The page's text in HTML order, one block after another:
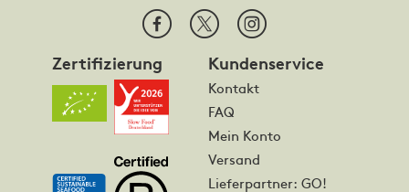
Zertifizierung
Kundenservice
Kontakt
FAQ
Mein Konto
Versand
Lieferpartner: GO!